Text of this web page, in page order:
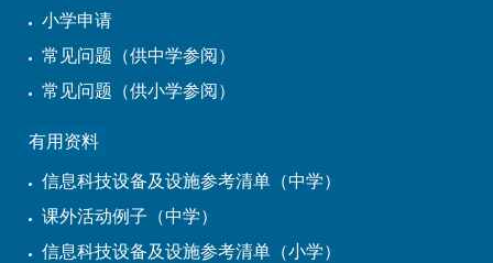
小学申请
常见问题（供中学参阅）
常见问题（供小学参阅）
有用资料
信息科技设备及设施参考清单（中学）
课外活动例子（中学）
信息科技设备及设施参考清单（小学）